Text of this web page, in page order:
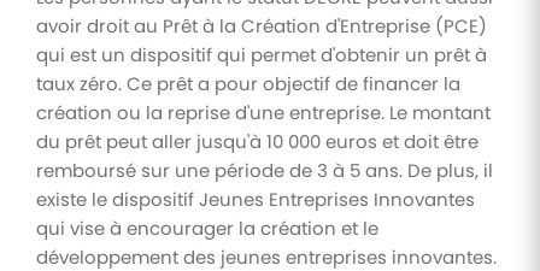
avoir droit au Prêt à la Création d'Entreprise (PCE)
qui est un dispositif qui permet d'obtenir un prêt à
taux zéro. Ce prêt a pour objectif de financer la
création ou la reprise d'une entreprise. Le montant
du prêt peut aller jusqu'à 10 000 euros et doit être
remboursé sur une période de 3 à 5 ans. De plus, il
existe le dispositif Jeunes Entreprises Innovantes
qui vise à encourager la création et le
développement des jeunes entreprises innovantes.